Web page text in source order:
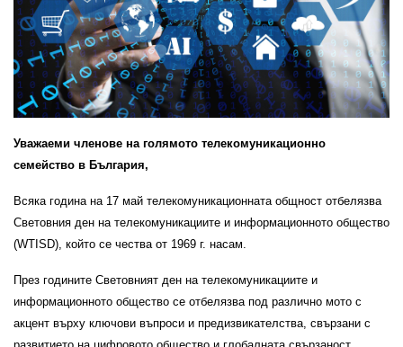
Уважаеми членове на голямото телекомуникационно
семейство в България,
Всяка година на 17 май телекомуникационната общност отбелязва
Световния ден на телекомуникациите и информационното общество
(WTISD), който се чества от 1969 г. насам.
През годините Световният ден на телекомуникациите и
информационното общество се отбелязва под различно мото с
акцент върху ключови въпроси и предизвикателства, свързани с